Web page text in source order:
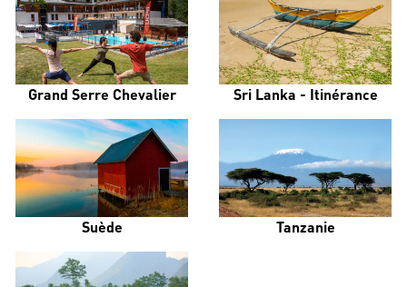
Grand Serre Chevalier Sri Lanka - Itinérance
Suède Tanzanie